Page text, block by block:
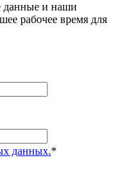
данные и наши
рабочее время для
данных.*